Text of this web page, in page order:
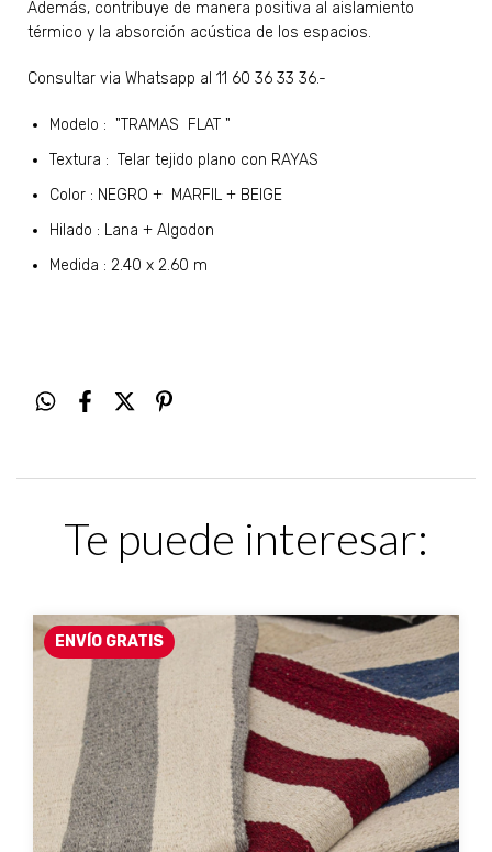
Además, contribuye de manera positiva al aislamiento
térmico y la absorción acústica de los espacios.
Consultar via Whatsapp al 11 60 36 33 36.-
Modelo : "TRAMAS FLAT "
Textura : Telar tejido plano con RAYAS
Color : NEGRO + MARFIL + BEIGE
Hilado : Lana + Algodon
Medida : 2.40 x 2.60 m
Te puede interesar:
ENVÍO GRATIS